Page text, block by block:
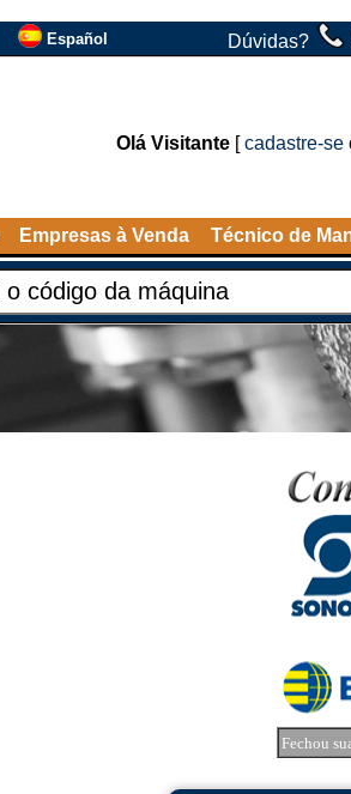
Español Dúvidas?
Olá Visitante [cadastre-se
Empresas à Venda Técnico de
Fechou